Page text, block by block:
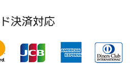
決済対応